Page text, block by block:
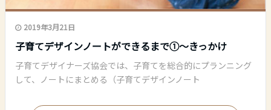
2019年3月21日
子育てデザインノートができるまで①～きっかけ
子育てデザイナーズ協会では、子育てを総合的にプランニング
して、ノートにまとめる（子育てデザインノート